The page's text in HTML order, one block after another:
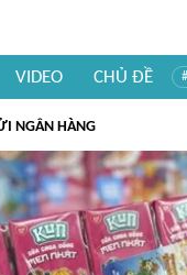
VIDEO CHỦ ĐỀ
NGÂN HÀNG